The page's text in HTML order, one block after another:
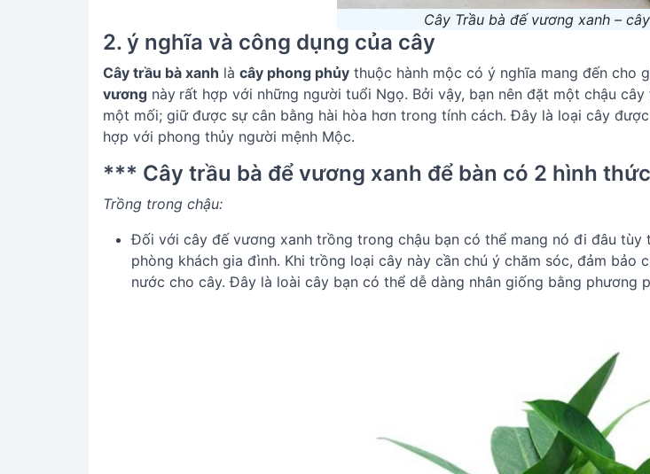
Cây Trầu bà đế vương xanh –
2. ý nghĩa và công dụng của cây
Cây trầu bà xanh là cây phong phủy thuộc hành mộc có ý nghĩa mang đến cho
vương này rất hợp với những người tuổi Ngọ. Bởi vậy, bạn nên đặt một chậu
một mối; giữ được sự cân bằng hài hòa hơn trong tính cách. Đây là loại cây
hợp với phong thủy người mệnh Mộc.
*** Cây trầu bà để vương xanh để bàn có 2 hình
Trồng trong chậu:
Đối với cây đế vương xanh trồng trong chậu bạn có thể mang nó đi đâu
phòng khách gia đình. Khi trồng loại cây này cần chú ý chăm sóc, đảm
nước cho cây. Đây là loài cây bạn có thể dễ dàng nhân giống bằng phương